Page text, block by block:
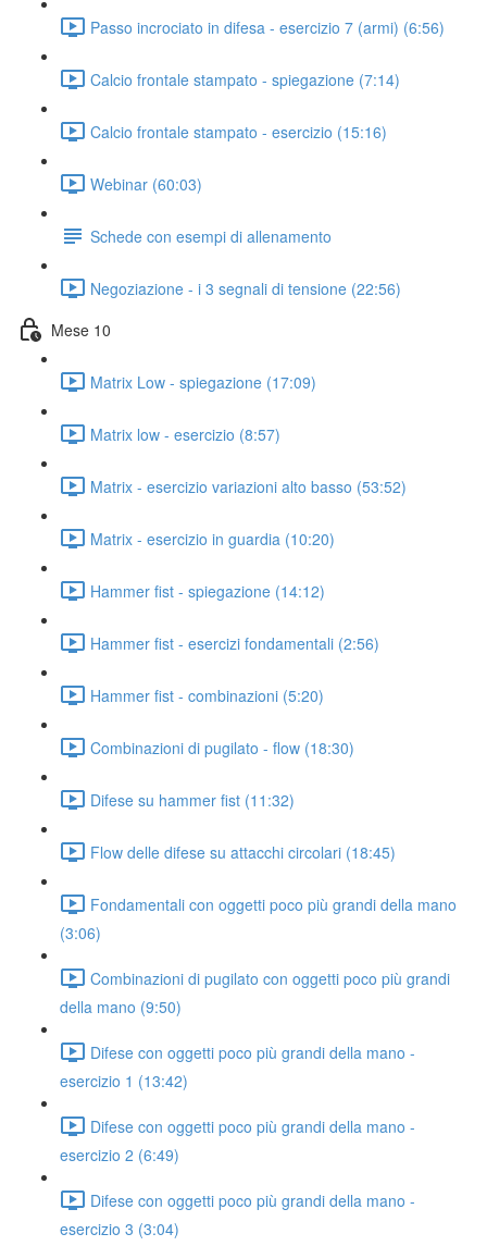
Passo incrociato in difesa - esercizio 7 (armi) (6:56)
Calcio frontale stampato - spiegazione (7:14)
Calcio frontale stampato - esercizio (15:16)
Webinar (60:03)
Schede con esempi di allenamento
Negoziazione - i 3 segnali di tensione (22:56)
Mese 10
Matrix Low - spiegazione (17:09)
Matrix low - esercizio (8:57)
Matrix - esercizio variazioni alto basso (53:52)
Matrix - esercizio in guardia (10:20)
Hammer fist - spiegazione (14:12)
Hammer fist - esercizi fondamentali (2:56)
Hammer fist - combinazioni (5:20)
Combinazioni di pugilato - flow (18:30)
Difese su hammer fist (11:32)
Flow delle difese su attacchi circolari (18:45)
Fondamentali con oggetti poco più grandi della mano
(3:06)
Combinazioni di pugilato con oggetti poco più grandi
della mano (9:50)
Difese con oggetti poco più grandi della mano -
esercizio 1 (13:42)
Difese con oggetti poco più grandi della mano -
esercizio 2 (6:49)
Difese con oggetti poco più grandi della mano -
esercizio 3 (3:04)